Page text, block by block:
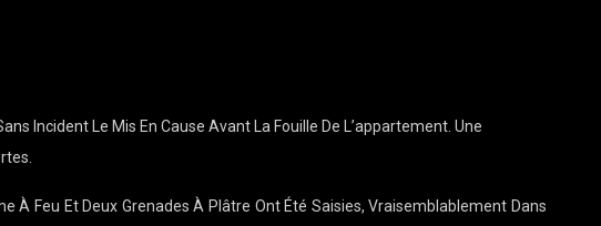
Incident Le Mis En Cause Avant La Fouille De L’appartement. Une
À Feu Et Deux Grenades À Plâtre Ont Été Saisies, Vraisemblablement Dans